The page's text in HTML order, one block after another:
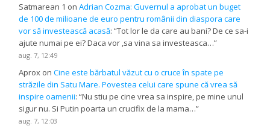
Satmarean 1 onAdrian Cozma: Guvernul a aprobat un buget
de 100 de milioane de euro pentru românii din diaspora care
vor să investească acasă: “Tot lor le da care au bani? De ce sa-i
ajute numai pe ei? Daca vor ,sa vina sa investeasca…”
aug. 7, 12:49
Aprox onCine este bărbatul văzut cu o cruce în spate pe
străzile din Satu Mare. Povestea celui care spune că vrea să
inspire oamenii: “Nu stiu pe cine vrea sa inspire, pe mine unul
sigur nu. Si Putin poarta un crucifix de la mama…”
aug. 7, 12:03